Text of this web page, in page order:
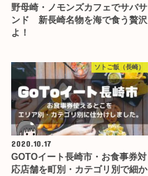
野母崎・ノモンズカフェでサバサ
ンド 新長崎名物を海で食う贅沢
よ！
ソトご飯（長崎）
2020.10.17
GOTOイート長崎市・お食事券対
応店舗を町別・カテゴリ別で細か